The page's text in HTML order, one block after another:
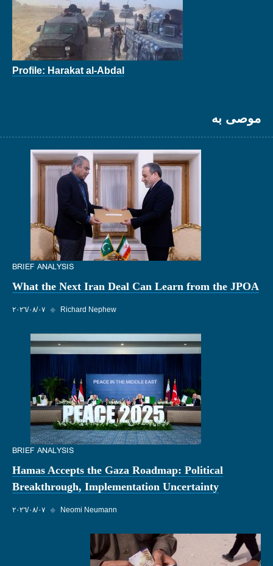
Profile: Harakat al-Abdal
موصى به
BRIEF ANALYSIS
What the Next Iran Deal Can Learn from the JPOA
٠٧‏/٠٨‏/٢٠٢٦ ◆ Richard Nephew
BRIEF ANALYSIS
Hamas Accepts the Gaza Roadmap: Political
Breakthrough, Implementation Uncertainty
٠٧‏/٠٨‏/٢٠٢٦ ◆ Neomi Neumann